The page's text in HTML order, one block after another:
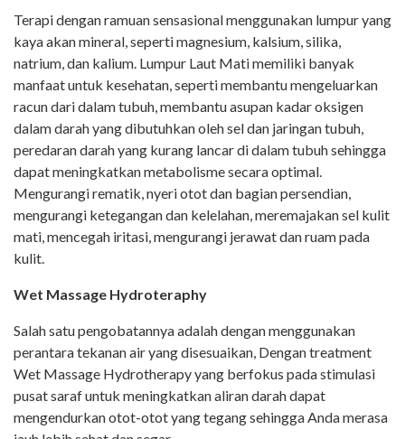
Terapi dengan ramuan sensasional menggunakan lumpur yang
kaya akan mineral, seperti magnesium, kalsium, silika,
natrium, dan kalium. Lumpur Laut Mati memiliki banyak
manfaat untuk kesehatan, seperti membantu mengeluarkan
racun dari dalam tubuh, membantu asupan kadar oksigen
dalam darah yang dibutuhkan oleh sel dan jaringan tubuh,
peredaran darah yang kurang lancar di dalam tubuh sehingga
dapat meningkatkan metabolisme secara optimal.
Mengurangi rematik, nyeri otot dan bagian persendian,
mengurangi ketegangan dan kelelahan, meremajakan sel kulit
mati, mencegah iritasi, mengurangi jerawat dan ruam pada
kulit.
Wet Massage Hydroteraphy
Salah satu pengobatannya adalah dengan menggunakan
perantara tekanan air yang disesuaikan, Dengan treatment
Wet Massage Hydrotherapy yang berfokus pada stimulasi
pusat saraf untuk meningkatkan aliran darah dapat
mengendurkan otot-otot yang tegang sehingga Anda merasa